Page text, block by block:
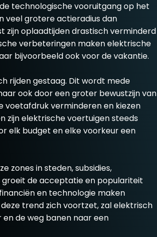
technologische vooruitgang op het
veel grotere actieradius dan
zijn oplaadtijden drastisch verminderd
verbeteringen maken elektrische
bijvoorbeeld ook voor de vakantie.
rijden gestaag. Dit wordt mede
ook door een groter bewustzijn van
voetafdruk verminderen en kiezen
zijn elektrische voertuigen steeds
elk budget en elke voorkeur een
zones in steden, subsidies,
de acceptatie en populariteit
en technologie maken
trend zich voortzet, zal elektrisch
de weg banen naar een